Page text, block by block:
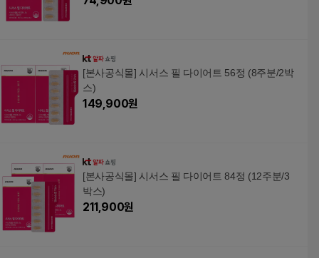
[본사공식몰] 시서스 필 다이어트 56정 (8주분/2박
스)
149,900원
[본사공식몰] 시서스 필 다이어트 84정 (12주분/3
박스)
211,900원